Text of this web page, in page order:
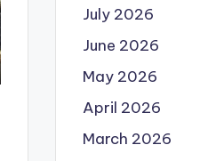
July 2026
June 2026
May 2026
April 2026
March 2026